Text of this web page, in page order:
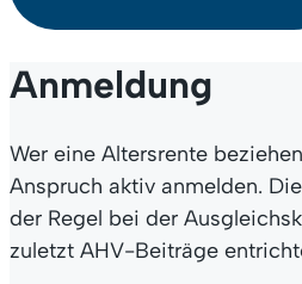
Anmeldung
Wer eine Altersrente
Anspruch aktiv anmelden.
der Regel bei der
zuletzt AHV-Beiträge